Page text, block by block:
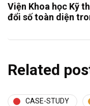
Viện Khoa học Kỹ
đổi số toàn diện
Related
CASE-STUDY